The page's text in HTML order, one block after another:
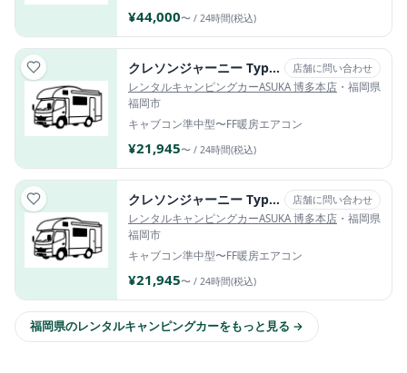
¥44,000〜 / 24時間(税込)
クレソンジャーニー Type X Ⅰ 店舗に問い合わせ
レンタルキャンピングカーASUKA 博多本店 ・福岡県
福岡市
キャブコン準中型〜FF暖房エアコン
¥21,945〜 / 24時間(税込)
クレソンジャーニー Type W Ⅱ 店舗に問い合わせ
レンタルキャンピングカーASUKA 博多本店 ・福岡県
福岡市
キャブコン準中型〜FF暖房エアコン
¥21,945〜 / 24時間(税込)
福岡県のレンタルキャンピングカーをもっと見る →